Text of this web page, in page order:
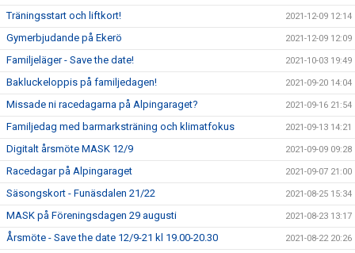
Träningsstart och liftkort! 2021-12-09 12:14
Gymerbjudande på Ekerö 2021-12-09 12:09
Familjeläger - Save the date! 2021-10-03 19:49
Bakluckeloppis på familjedagen! 2021-09-20 14:04
Missade ni racedagarna på Alpingaraget? 2021-09-16 21:54
Familjedag med barmarksträning och klimatfokus 2021-09-13 14:21
Digitalt årsmöte MASK 12/9 2021-09-09 09:28
Racedagar på Alpingaraget 2021-09-07 21:00
Säsongskort - Funäsdalen 21/22 2021-08-25 15:34
MASK på Föreningsdagen 29 augusti 2021-08-23 13:17
Årsmöte - Save the date 12/9-21 kl 19.00-20.30 2021-08-22 20:26